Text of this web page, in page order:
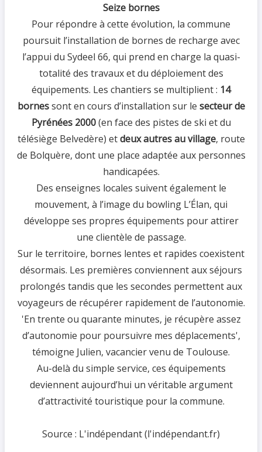
Seize bornes
Pour répondre à cette évolution, la commune
poursuit l’installation de bornes de recharge avec
l’appui du Sydeel 66, qui prend en charge la quasi-
totalité des travaux et du déploiement des
équipements. Les chantiers se multiplient : 14
bornessont en cours d’installation sur le secteur de
Pyrénées 2000(en face des pistes de ski et du
télésiège Belvedère) etdeux autres au village, route
de Bolquère, dont une place adaptée aux personnes
handicapées.
Des enseignes locales suivent également le
mouvement, à l’image du bowling L’Élan, qui
développe ses propres équipements pour attirer
une clientèle de passage.
Sur le territoire, bornes lentes et rapides coexistent
désormais. Les premières conviennent aux séjours
prolongés tandis que les secondes permettent aux
voyageurs de récupérer rapidement de l’autonomie.
'En trente ou quarante minutes, je récupère assez
d’autonomie pour poursuivre mes déplacements',
témoigne Julien, vacancier venu de Toulouse.
Au-delà du simple service, ces équipements
deviennent aujourd’hui un véritable argument
d’attractivité touristique pour la commune.
Source : L'indépendant (l'indépendant.fr)